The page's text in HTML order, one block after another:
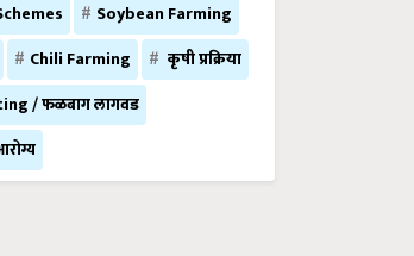
Soybean Farming
Chili Farming
कृषी प्रक्रिया
/ फळबाग लागवड